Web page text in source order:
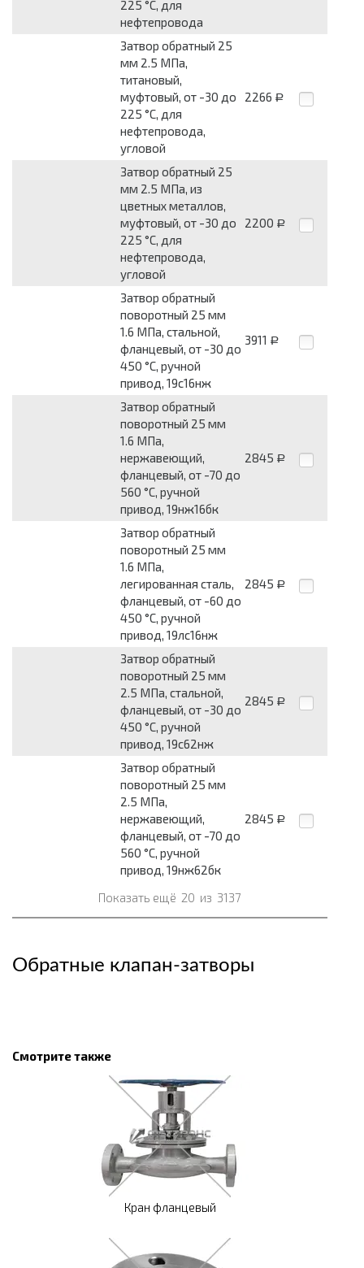
225 °С, для
нефтепровода
Затвор обратный 25
мм 2.5 МПа,
титановый,
муфтовый, от -30 до
225 °С, для
нефтепровода,
угловой
2266 Р
Затвор обратный 25
мм 2.5 МПа, из
цветных металлов,
муфтовый, от -30 до
225 °С, для
нефтепровода,
угловой
2200 Р
Затвор обратный
поворотный 25 мм
1.6 МПа, стальной,
фланцевый, от -30 до
450 °С, ручной
привод, 19с16нж
3911 Р
Затвор обратный
поворотный 25 мм
1.6 МПа,
нержавеющий,
фланцевый, от -70 до
560 °С, ручной
привод, 19нж16бк
2845 Р
Затвор обратный
поворотный 25 мм
1.6 МПа,
легированная сталь,
фланцевый, от -60 до
450 °С, ручной
привод, 19лс16нж
2845 Р
Затвор обратный
поворотный 25 мм
2.5 МПа, стальной,
фланцевый, от -30 до
450 °С, ручной
привод, 19с62нж
2845 Р
Затвор обратный
поворотный 25 мм
2.5 МПа,
нержавеющий,
фланцевый, от -70 до
560 °С, ручной
привод, 19нж62бк
2845 Р
Показать ещё 20 из 3137
Обратные клапан-затворы
Смотрите также
Кран фланцевый